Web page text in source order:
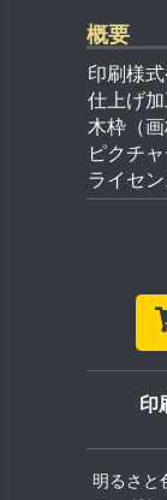
概要
印刷様
仕上げ
木枠（画
ピクチ
ライセ
印
明るさと